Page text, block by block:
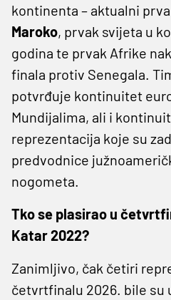
kontinenta – aktualni
Maroko, prvak svijeta u
godina te prvak Afrike
finala protiv Senegala.
potvrđuje kontinuitet
Mundijalima, ali i
reprezentacija koje su
predvodnice
nogometa.
Tko se plasirao u
Katar 2022?
Zanimljivo, čak četiri
četvrtfinalu 2026. bile su